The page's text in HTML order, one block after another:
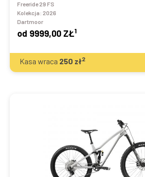
Freeride 29 FS
Kolekcja: 2026
Dartmoor
od 9999,00 ZŁ1
Kasa wraca 250 zł2